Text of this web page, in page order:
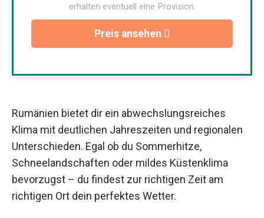
erhalten eventuell eine Provision.
Preis ansehen
Rumänien bietet dir ein abwechslungsreiches
Klima mit deutlichen Jahreszeiten und regionalen
Unterschieden. Egal ob du Sommerhitze,
Schneelandschaften oder mildes Küstenklima
bevorzugst – du findest zur richtigen Zeit am
richtigen Ort dein perfektes Wetter.